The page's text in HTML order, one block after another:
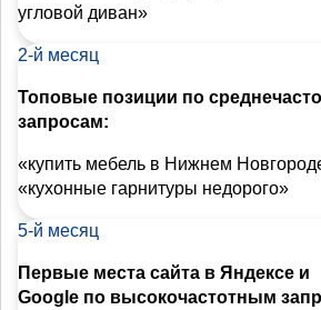
угловой диван»
2-й месяц
Топовые позиции по
запросам:
«купить мебель в Нижнем
«кухонные гарнитуры недорого»
5-й месяц
Первые места сайта в Яндексе и
Google по высокочастотным